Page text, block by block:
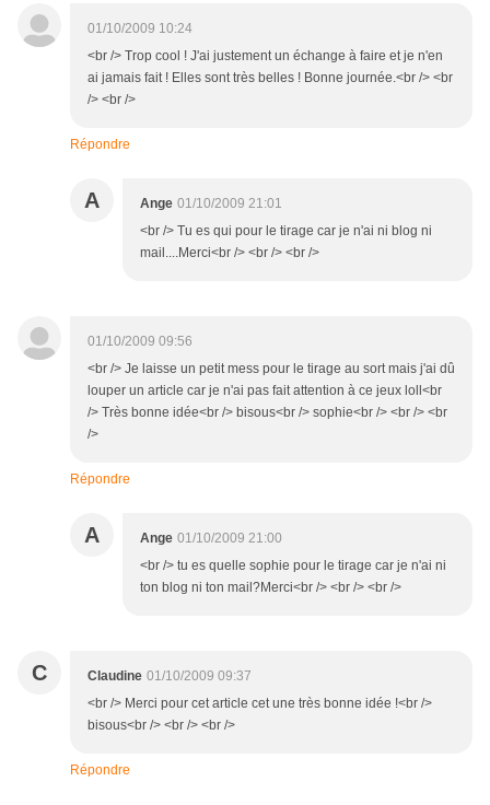
01/10/2009 10:24
<br /> Trop cool ! J'ai justement un échange à faire et je n'en
ai jamais fait ! Elles sont très belles ! Bonne journée.<br /> <br
/> <br />
Répondre
A Ange 01/10/2009 21:01
<br /> Tu es qui pour le tirage car je n'ai ni blog ni
mail....Merci<br /> <br /> <br />
01/10/2009 09:56
<br /> Je laisse un petit mess pour le tirage au sort mais j'ai dû
louper un article car je n'ai pas fait attention à ce jeux loll<br
/> Très bonne idée<br /> bisous<br /> sophie<br /> <br /> <br
/>
Répondre
A Ange 01/10/2009 21:00
<br /> tu es quelle sophie pour le tirage car je n'ai ni
ton blog ni ton mail?Merci<br /> <br /> <br />
C Claudine 01/10/2009 09:37
<br /> Merci pour cet article cet une très bonne idée !<br />
bisous<br /> <br /> <br />
Répondre